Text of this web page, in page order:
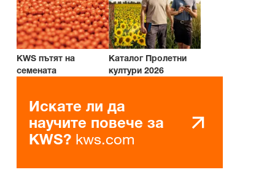
KWS пътят на
семената
Каталог Пролетни
култури 2026
Искате ли да
научите повече за
KWS? kws.com